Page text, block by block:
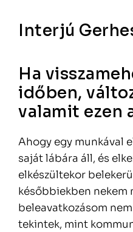
Interjú
Ha
időben,
valamit ezen
Ahogy egy munkával
saját lábára áll, és
elkészültekor
későbbiekben nekem
beleavatkozásom
tekintek, mint